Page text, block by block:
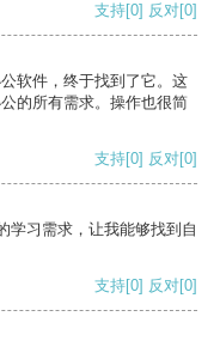
支持[0] 反对[0]
软件，终于找到了它。这
的所有需求。操作也很简
支持[0] 反对[0]
学习需求，让我能够找到自
支持[0] 反对[0]